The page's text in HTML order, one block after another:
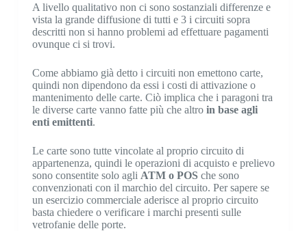
A livello qualitativo non ci sono sostanziali differenze e
vista la grande diffusione di tutti e 3 i circuiti sopra
descritti non si hanno problemi ad effettuare pagamenti
ovunque ci si trovi.
Come abbiamo già detto i circuiti non emettono carte,
quindi non dipendono da essi i costi di attivazione o
mantenimento delle carte. Ciò implica che i paragoni tra
le diverse carte vanno fatte più che altro in base agli
enti emittenti.
Le carte sono tutte vincolate al proprio circuito di
appartenenza, quindi le operazioni di acquisto e prelievo
sono consentite solo agli ATM o POSche sono
convenzionati con il marchio del circuito. Per sapere se
un esercizio commerciale aderisce al proprio circuito
basta chiedere o verificare i marchi presenti sulle
vetrofanie delle porte.